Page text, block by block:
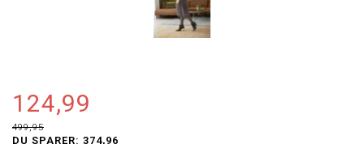
124,99
499,95
DU SPARER: 374,96